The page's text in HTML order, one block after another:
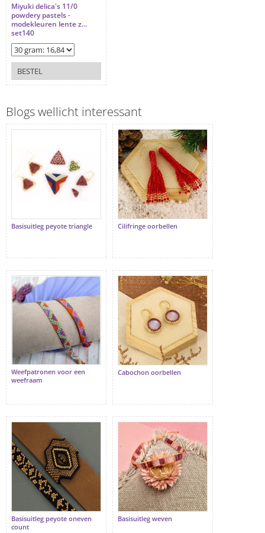
Miyuki delica's 11/0
powdery pastels -
modekleuren lente z...
set140
BESTEL
Blogs wellicht interessant
Basisuitleg peyote triangle Cilifringe oorbellen
Weefpatronen voor een
weefraam
Cabochon oorbellen
Basisuitleg peyote oneven
count
Basisuitleg weven